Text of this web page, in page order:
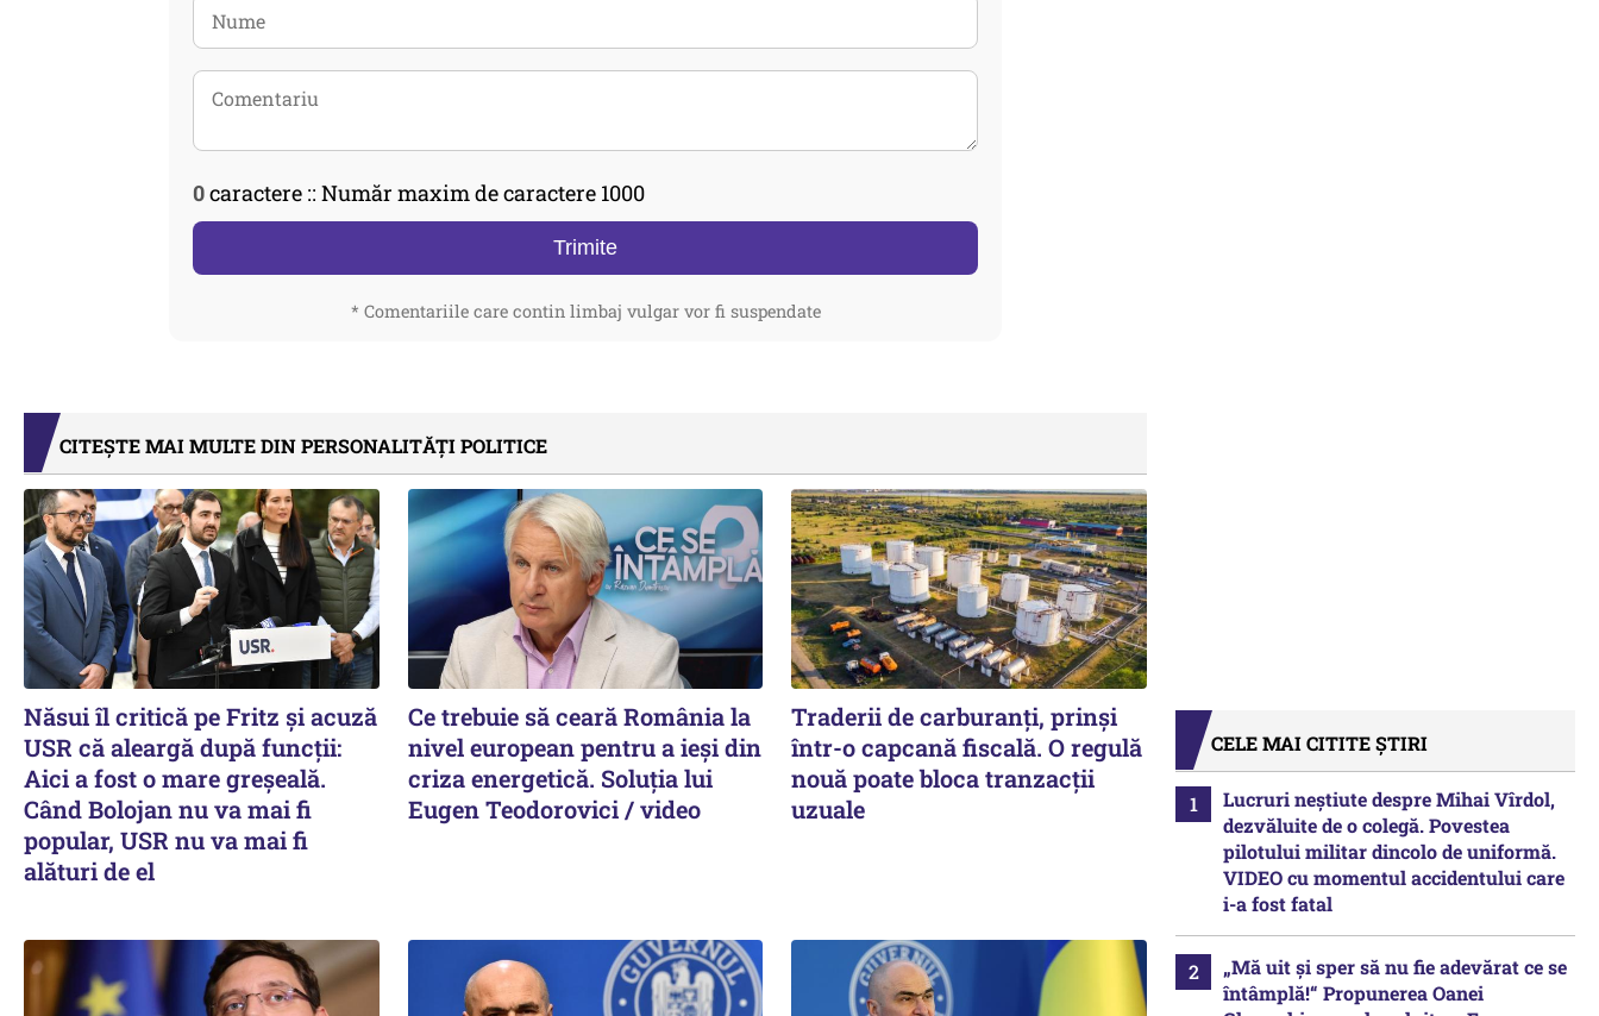
0caractere :: Număr maxim de caractere 1000
Trimite
* Comentariile care contin limbaj vulgar vor fi suspendate
CITEȘTE MAI MULTE DIN PERSONALITĂȚI POLITICE
Năsui îl critică pe Fritz și acuză
USR că aleargă după funcții:
Aici a fost o mare greșeală.
Când Bolojan nu va mai fi
popular, USR nu va mai fi
alături de el
Ce trebuie să ceară România la
nivel european pentru a ieși din
criza energetică. Soluția lui
Eugen Teodorovici / video
Traderii de carburanți, prinși
într-o capcană fiscală. O regulă
nouă poate bloca tranzacții
uzuale
CELE MAI CITITE ȘTIRI
Lucruri neștiute despre Mihai Vîrdol,
dezvăluite de o colegă. Povestea
pilotului militar dincolo de uniformă.
VIDEO cu momentul accidentului care
i-a fost fatal
„Mă uit și sper să nu fie adevărat ce se
întâmplă!“ Propunerea Oanei